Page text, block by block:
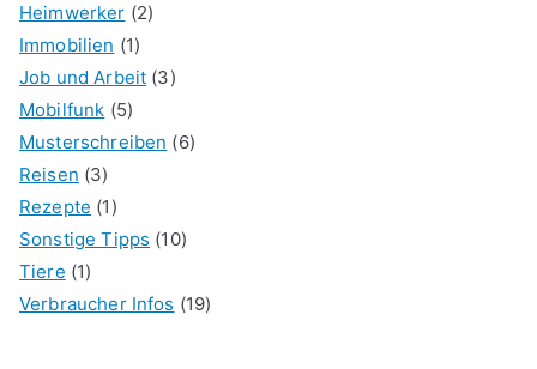
Heimwerker (2)
Immobilien (1)
Job und Arbeit (3)
Mobilfunk (5)
Musterschreiben (6)
Reisen (3)
Rezepte (1)
Sonstige Tipps (10)
Tiere (1)
Verbraucher Infos (19)